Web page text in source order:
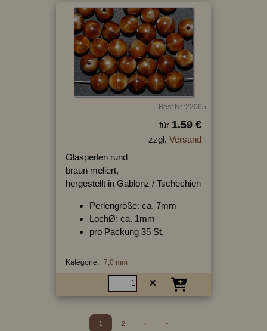
Best.Nr.:22065
für 1.59 €
zzgl. Versand
Glasperlen rund
braun meliert,
hergestellt in Gablonz / Tschechien
Perlengröße: ca. 7mm
LochØ: ca. 1mm
pro Packung 35 St.
Kategorie: 7,0 mm
1 2 › »